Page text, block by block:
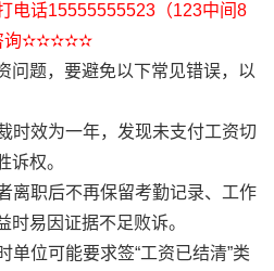
话15555555523（123中间8
询✫✫✫✫✫
问题，要避免以下常见错误，以
时效为一年，发现未支付工资切
诉权。
离职后不再保留考勤记录、工作
时易因证据不足败诉。
单位可能要求签“工资已结清”类